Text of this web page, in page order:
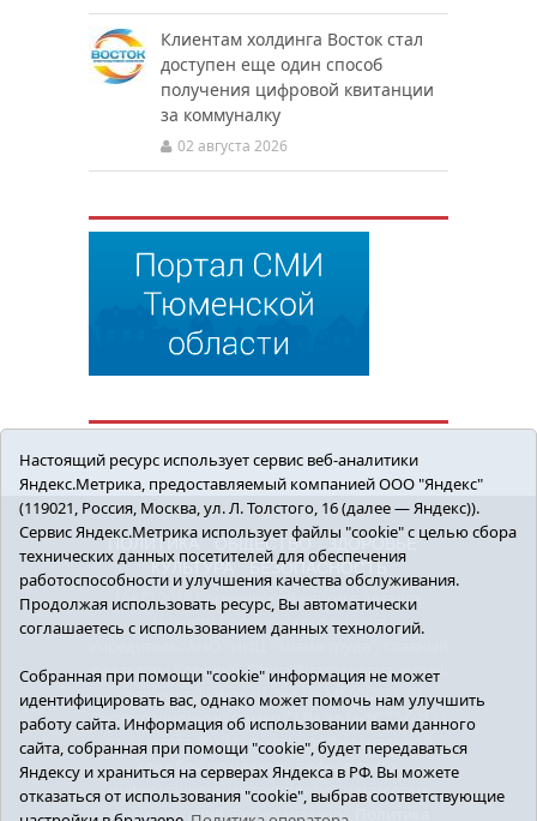
Клиентам холдинга Восток стал
доступен еще один способ
получения цифровой квитанции
за коммуналку
02 августа 2026
ПОЛИТИКА ОБЩЕСТВО
ЗДОРОВЬЕ
КУЛЬТУРА
БЕЗОПАСНОСТЬ
16+ © 2018 Сорокинский район в деталях.
Новости Сорокинского района
редактор - Королюк Елена Анатольевна, e-mail:
znamenka@inbox.ru, тел.: 8(34550)2-27-30
Регистрационный номер СМИ Эл №ФС77-69142
от 24 марта 2017 г., выданное Федеральной
службой по надзору в сфере связи,
информационных технологий и массовых
коммуникаций (Роскомнадзор).
Настоящий ресурс использует сервис веб-аналитики
Яндекс.Метрика, предоставляемый компанией ООО "Яндекс"
(119021, Россия, Москва, ул. Л. Толстого, 16 (далее — Яндекс)).
Сервис Яндекс.Метрика использует файлы "cookie" с целью сбора
технических данных посетителей для обеспечения
работоспособности и улучшения качества обслуживания.
Продолжая использовать ресурс, Вы автоматически
соглашаетесь с использованием данных технологий.
Собранная при помощи "cookie" информация не может
идентифицировать вас, однако может помочь нам улучшить
работу сайта. Информация об использовании вами данного
сайта, собранная при помощи "cookie", будет передаваться
Яндексу и храниться на серверах Яндекса в РФ. Вы можете
отказаться от использования "cookie", выбрав соответствующие